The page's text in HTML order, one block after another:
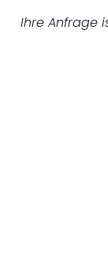
Ihre Anfrage